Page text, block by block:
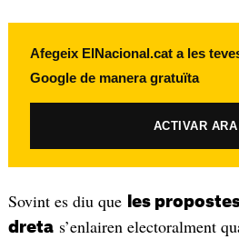
Afegeix ElNacional.cat a les
Google de manera gratuïta
ACTIVAR
Sovint es diu que
les
dretas’enlairen electoralment